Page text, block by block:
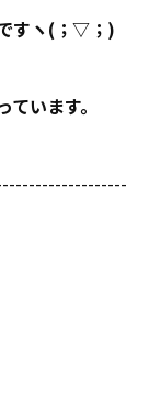
すヽ(；▽；)
います。